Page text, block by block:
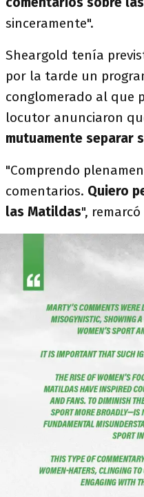
sinceramente".
Sheargold tenía
por la tarde un
conglomerado al que
locutor anunciaron
mutuamente separar
"Comprendo
comentarios. Quiero
las Matildas",